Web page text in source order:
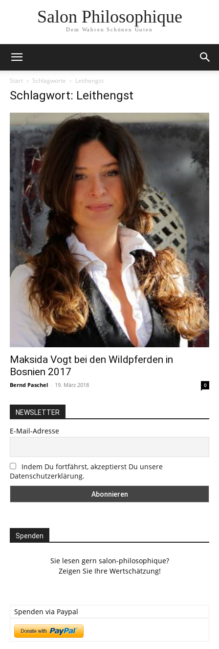
Salon Philosophique
Dem Wahren Schönen Guten
Start Schlagworte Leithengst
Schlagwort: Leithengst
Maksida Vogt bei den Wildpferden in
Bosnien 2017
Bernd Paschel - 19. März 2018 0
NEWSLETTER
E-Mail-Adresse
Indem Du fortfährst, akzeptierst Du unsere
Datenschutzerklärung.
Spenden
Sie lesen gern salon-philosophique?
Zeigen Sie Ihre Wertschätzung!
Spenden via Paypal